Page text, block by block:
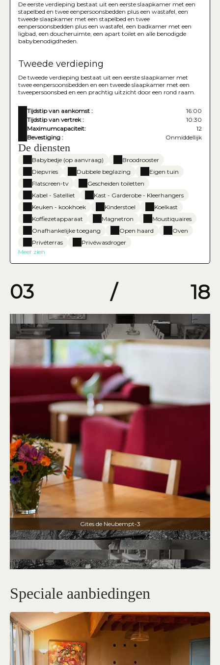
De eerste verdieping bestaat uit een eerste slaapkamer met een
stapelbed en twee eenpersoonsbedden plus een wastafel, een
tweede slaapkamer met een stapelbed en twee
eenpersoonsbedden plus een wastafel, een badkamer met een
ligbad, een doucheruimte, een apart toilet en alle benodigde
babybenodigdheden.
Tweede verdieping
De tweede verdieping bestaat uit een eerste slaapkamer met
twee eenpersoonsbedden en een tweede slaapkamer met een
tweepersoonsbed en een prachtig uitzicht door een rond raam.
Tijdstip van aankomst :
16:00
Tijdstip van vertrek :
10:30
Maximumcapaciteit:
12
Bevestiging :
Onmiddellijk
De diensten
Babybedje (op aanvraag)
Broodrooster
Diepvries
Dubbele beglazing
Eigen tuin
Flatscreen-tv
Gescheiden toiletten
Kabel - Satelliet
Kast - Garderobe - Kleerhangers
Keuken - kookhoek
Kinderstoel
Koelkast
Koffiezetapparaat
Magnetron
Moustiquaires
Onafhankelijke toegang
Open haard
Oven
Privéterras
Privéwasdroger
Meer zien
03 / 18
Gites de Neubempt-3
Speciale aanbiedingen